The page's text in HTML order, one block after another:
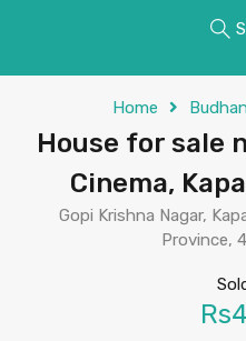
Home
House for sale
Cinema,
Gopi Krishna Nagar,
Province,